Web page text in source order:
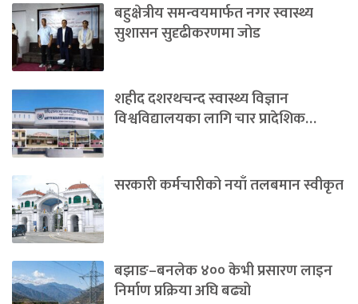
बहुक्षेत्रीय समन्वयमार्फत नगर स्वास्थ्य
सुशासन सुदृढीकरणमा जोड
शहीद दशरथचन्द स्वास्थ्य विज्ञान
विश्वविद्यालयका लागि चार प्रादेशिक…
सरकारी कर्मचारीको नयाँ तलबमान स्वीकृत
बझाङ–बनलेक ४०० केभी प्रसारण लाइन
निर्माण प्रक्रिया अघि बढ्यो